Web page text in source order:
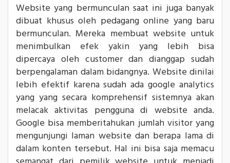
Website yang bermunculan saat ini juga banyak
dibuat khusus oleh pedagang online yang baru
bermunculan. Mereka membuat website untuk
menimbulkan efek yakin yang lebih bisa
dipercaya oleh customer dan dianggap sudah
berpengalaman dalam bidangnya. Website dinilai
lebih efektif karena sudah ada google analytics
yang yang secara komprehensif sistemnya akan
melacak aktivitas pengguna di website anda.
Google bisa memberitahukan jumlah visitor yang
mengunjungi laman website dan berapa lama di
dalam konten tersebut. Hal ini bisa saja memacu